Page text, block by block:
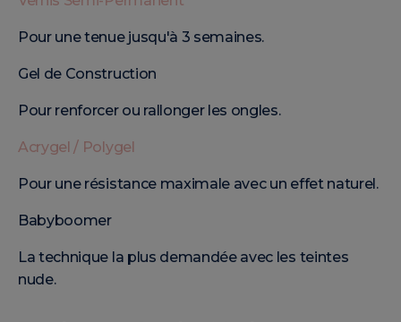
Pour une tenue jusqu'à 3 semaines.
Gel de Construction
Pour renforcer ou rallonger les ongles.
Acrygel / Polygel
Pour une résistance maximale avec un effet naturel.
Babyboomer
La technique la plus demandée avec les teintes
nude.